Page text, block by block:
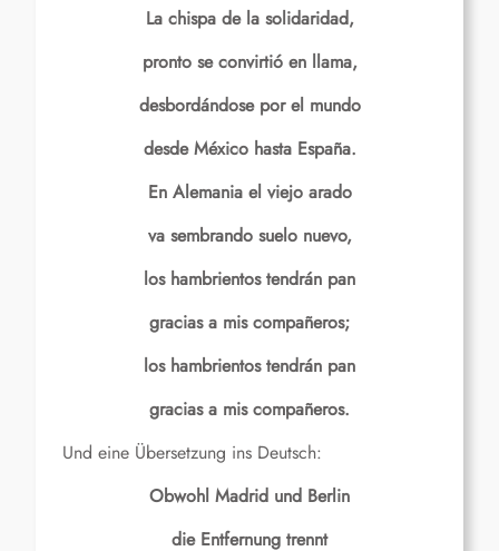
La chispa de la solidaridad,
pronto se convirtió en llama,
desbordándose por el mundo
desde México hasta España.
En Alemania el viejo arado
va sembrando suelo nuevo,
los hambrientos tendrán pan
gracias a mis compañeros;
los hambrientos tendrán pan
gracias a mis compañeros.
Und eine Übersetzung ins Deutsch:
Obwohl Madrid und Berlin
die Entfernung trennt